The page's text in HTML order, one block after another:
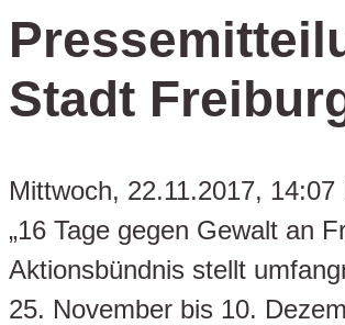
Stadt
Mittwoch, 22.11.2017,
„16 Tage gegen Gewalt an
Aktionsbündnis stellt
25. November bis 10.